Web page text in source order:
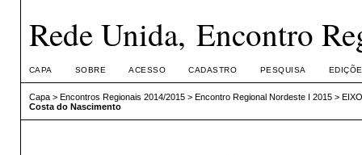
Rede Unida, Encontro
CAPA SOBRE ACESSO CADASTRO PESQUISA
Capa> Encontros Regionais 2014/2015> Encontro Regional Nordeste I 2015>
Costa do Nascimento